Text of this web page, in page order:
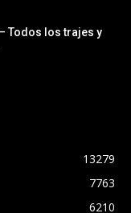
Todos los trajes y
13279
7763
6210